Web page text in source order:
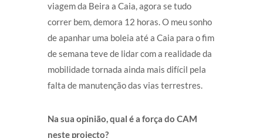
viagem da Beira a Caia, agora se tudo
correr bem, demora 12 horas. O meu sonho
de apanhar uma boleia até a Caia para o fim
de semana teve de lidar com a realidade da
mobilidade tornada ainda mais difícil pela
falta de manutenção das vias terrestres.
Na sua opinião, qual é a força do CAM
neste projecto?